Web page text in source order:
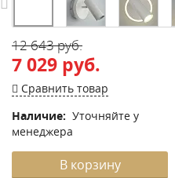
12 643 руб.
7 029 руб.
Сравнить товар
Наличие: Уточняйте у
менеджера
В корзину